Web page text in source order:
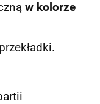
w kolorze